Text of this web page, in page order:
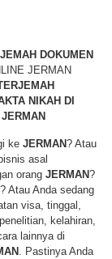
DOKUMEN
JERMAN
NIKAH DI
ke JERMAN? Atau
asal
orang JERMAN?
? Atau Anda sedang
visa, tinggal,
kelahiran,
lainnya di
. Pastinya Anda